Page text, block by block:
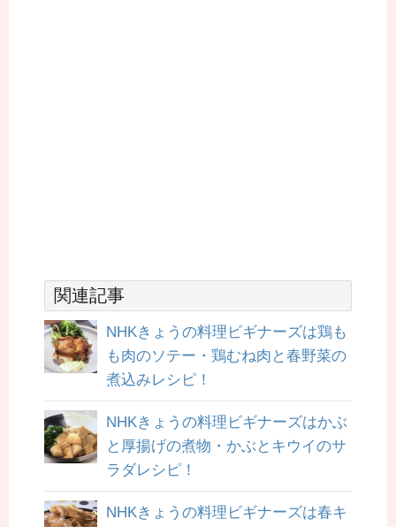
関連記事
NHKきょうの料理ビギナーズは鶏も
も肉のソテー・鶏むね肉と春野菜の
煮込みレシピ！
NHKきょうの料理ビギナーズはかぶ
と厚揚げの煮物・かぶとキウイのサ
ラダレシピ！
NHKきょうの料理ビギナーズは春キ